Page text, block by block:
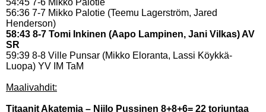
54:45 7-6 Mikko Palotie
56:36 7-7 Mikko Palotie (Teemu Lagerström, Jared
Henderson)
58:43 8-7 Tomi Inkinen (Aapo Lampinen, Jani Vilkas) AV
SR
59:39 8-8 Ville Punsar (Mikko Eloranta, Lassi Köykkä-
Luopa) YV IM TaM
Maalivahdit:
Titaanit Akatemia – Niilo Pussinen 8+8+6= 22 torjuntaa